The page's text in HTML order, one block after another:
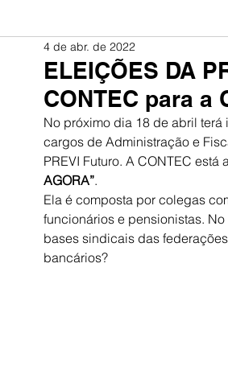
Banco do Brasil CONTEC
ELEIÇÕES DA
CONTEC para a
4 de abr. de 2022
No próximo dia 18 de abril
cargos de Administração e
PREVI Futuro. A CONTEC
AGORA”.
Ela é composta por colegas
funcionários e pensionistas.
bases sindicais das
bancários?